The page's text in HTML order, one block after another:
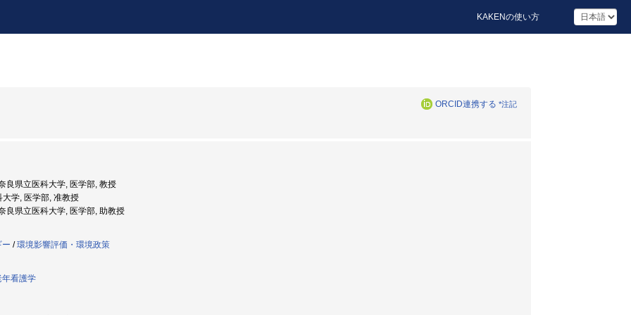
KAKENの使い方
ORCID連携する *注記
良県立医科大学, 医学部, 教授
学, 医学部, 准教授
良県立医科大学, 医学部, 助教授
ー /環境影響評価・環境政策
年看護学